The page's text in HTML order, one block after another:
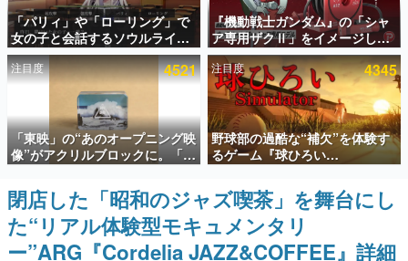
アプリセール情報
インタビュー
連載・特集一覧
殿堂入り記事
SNS拡散数が数千以上！ ページビュー数万以上！ などな
ど。多くの人々に読まれた、電ファミ渾身の“殿堂入り”記
事をまとめました。
ゲームの企画書
名作ゲームクリエイターの方々に製作時のエピソードをお
聞きし、ヒットする企画（ゲーム）とは何か？を探ってい
きます。
「パリィ」や「ローリング」で
女の子と会話するソウルライク
恋愛ゲーム『小早川さんはソウ
ルライク』無料公開。返事に失
敗すると「YOU DIED」
『機動戦士ガンダム』の「シャ
ア専用ザクⅡ」をイメージした
散水ホースリールが予約開始。
本体にはシャアのパーソナルマ
ークやジオン公国軍のエンブレ
ム、型式番号などを配置
注目度 4521
「東映」の“あのオープニング映
像”がアクリルブロックに。「東
映ヒストリカル グッズコレクシ
ョン」が8月下旬より発売
注目度 4345
野球部の過酷な“補欠”を体験す
るゲーム『球ひろい
Simulator』が「1件」のウィッ
シュリストをもとにチェコ語に
対応しSNSで話題に。『キング
ダム・カム』開発元やチェコの
プロ野球選手から称賛の声
閉店した「昭和のジャズ喫茶」を舞台にし
た“リアル体験型モキュメンタリ
ー”ARG『Cordelia JAZZ&COFFEE』詳細